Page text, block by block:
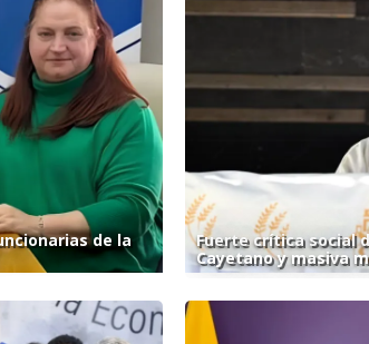
de la
Fuerte crítica social
Cayetano y masiva